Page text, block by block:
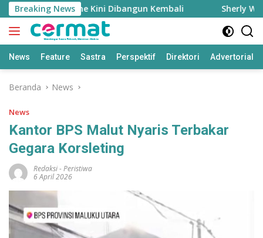
Langsung
ke
konten
Breaking News
Takome Kini Dibangun Kembali Sherly
News Feature Sastra Perspektif Direktori Advertorial
Beranda News
News
Kantor BPS Malut Nyaris Terbakar
Gegara Korsleting
Redaksi-Peristiwa
6 April 2026